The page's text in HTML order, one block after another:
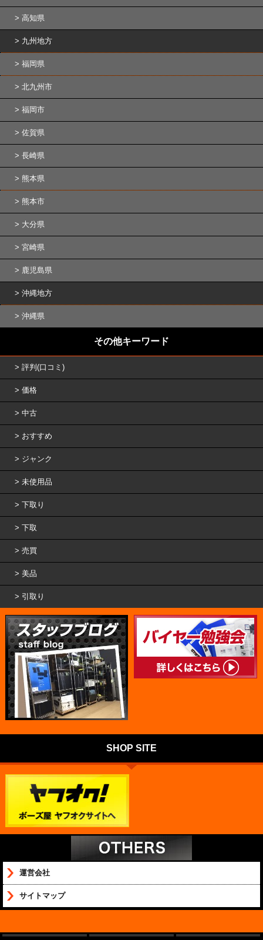
高知県
九州地方
福岡県
北九州市
福岡市
佐賀県
長崎県
熊本県
熊本市
大分県
宮崎県
鹿児島県
沖縄地方
沖縄県
その他キーワード
評判(口コミ)
価格
中古
おすすめ
ジャンク
未使用品
下取り
下取
売買
美品
引取り
SHOP SITE
運営会社
サイトマップ